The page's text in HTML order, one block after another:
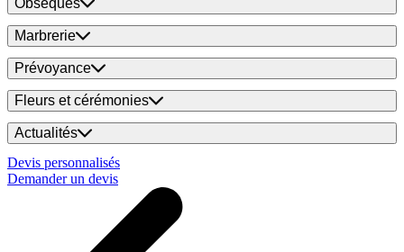
Obsèques
Marbrerie
Prévoyance
Fleurs et cérémonies
Actualités
Devis personnalisés
Demander un devis